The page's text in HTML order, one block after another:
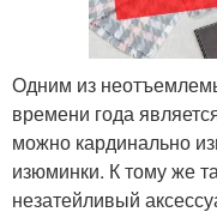
Одним из
времени года
можно кардинально
изюминки. К тому же
незатейливый